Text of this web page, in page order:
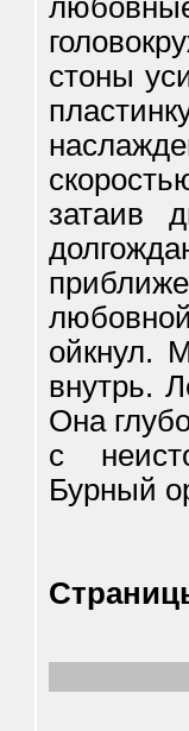
стоны
затаив
ойкнул.
внутрь.
Она
с
Бурный